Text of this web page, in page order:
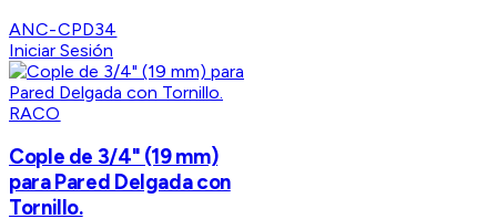
ANC-CPD34
Iniciar Sesión
RACO
Cople de 3/4" (19 mm)
para Pared Delgada con
Tornillo.